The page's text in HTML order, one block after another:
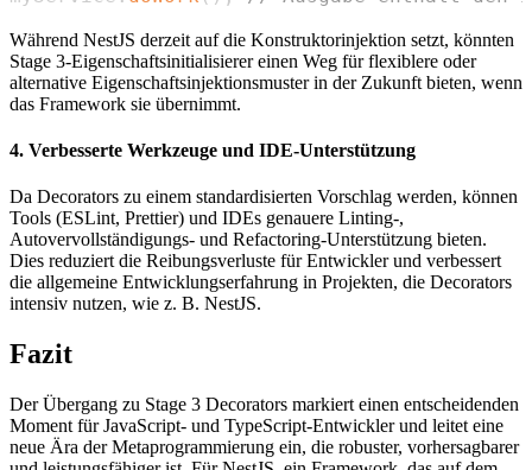
Während NestJS derzeit auf die Konstruktorinjektion setzt, könnten
Stage 3-Eigenschaftsinitialisierer einen Weg für flexiblere oder
alternative Eigenschaftsinjektionsmuster in der Zukunft bieten, wenn
das Framework sie übernimmt.
4. Verbesserte Werkzeuge und IDE-Unterstützung
Da Decorators zu einem standardisierten Vorschlag werden, können
Tools (ESLint, Prettier) und IDEs genauere Linting-,
Autovervollständigungs- und Refactoring-Unterstützung bieten.
Dies reduziert die Reibungsverluste für Entwickler und verbessert
die allgemeine Entwicklungserfahrung in Projekten, die Decorators
intensiv nutzen, wie z. B. NestJS.
Fazit
Der Übergang zu Stage 3 Decorators markiert einen entscheidenden
Moment für JavaScript- und TypeScript-Entwickler und leitet eine
neue Ära der Metaprogrammierung ein, die robuster, vorhersagbarer